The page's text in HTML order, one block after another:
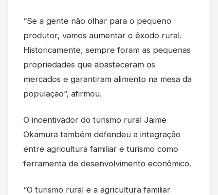
“Se a gente não olhar para o pequeno
produtor, vamos aumentar o êxodo rural.
Historicamente, sempre foram as pequenas
propriedades que abasteceram os
mercados e garantiram alimento na mesa da
população”, afirmou.
O incentivador do turismo rural Jaime
Okamura também defendeu a integração
entre agricultura familiar e turismo como
ferramenta de desenvolvimento econômico.
“O turismo rural e a agricultura familiar